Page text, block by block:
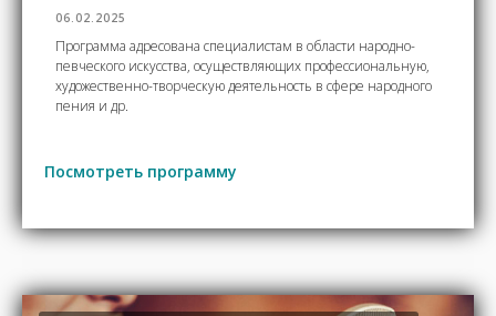
06.02.2025
Программа адресована специалистам в области народно-
певческого искусства, осуществляющих профессиональную,
художественно-творческую деятельность в сфере народного
пения и др.
Посмотреть программу